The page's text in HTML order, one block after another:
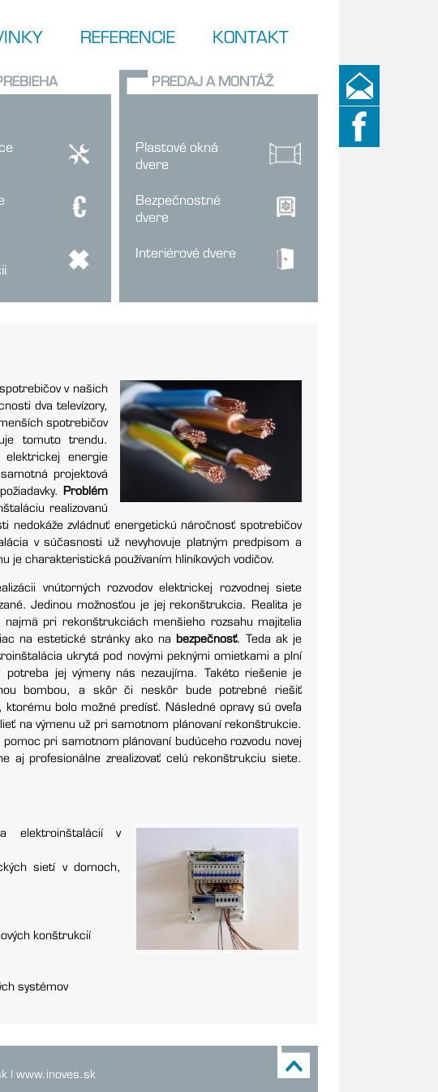
REFERENCIE KONTAKT
PREDAJ A MONTÁŽ
Plastové okná
dvere
Bezpečnostné
dvere
Interiérové dvere
v našich
dva televízory,
spotrebičov
tomuto trendu.
energie
projektová
Problém
realizovanú
zvládnuť energetickú náročnosť spotrebičov
v súčasnosti už nevyhovuje platným predpisom a
je charakteristická používaním hliníkových vodičov.
vnútorných rozvodov elektrickej rozvodnej siete
Jedinou možnosťou je jej rekonštrukcia. Realita je
najmä pri rekonštrukciách menšieho rozsahu majitelia
na estetické stránky ako na bezpečnosť. Teda ak je
ukrytá pod novými peknými omietkami a plní
potreba jej výmeny nás nezaujíma. Takéto riešenie je
bombou, a skôr či neskôr bude potrebné riešiť
ktorému bolo možné predísť. Následné opravy sú oveľa
na výmenu už pri samotnom plánovaní rekonštrukcie.
pri samotnom plánovaní budúceho rozvodu novej
aj profesionálne zrealizovať celú rekonštrukciu siete.
elektroinštalácií v
sietí v domoch,
konštrukcií
systémov
| www.inoves.sk